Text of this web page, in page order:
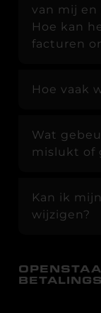
van mij
Hoe kan
facturen
Hoe vaak
Wat
mislukt of
Kan ik
wijzigen?